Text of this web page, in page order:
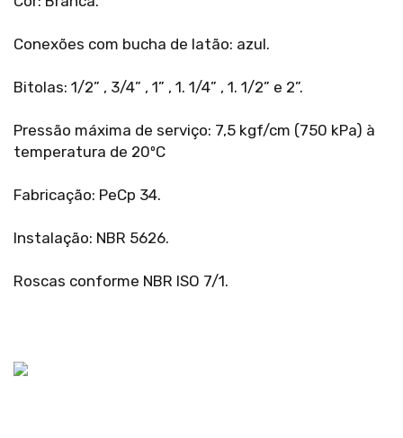
Conexões com bucha de latão: azul.
Bitolas: 1/2” , 3/4” , 1” , 1. 1/4” , 1. 1/2” e 2”.
Pressão máxima de serviço: 7,5 kgf/cm (750 kPa) à
temperatura de 20ºC
Fabricação: PeCp 34.
Instalação: NBR 5626.
Roscas conforme NBR ISO 7/1.